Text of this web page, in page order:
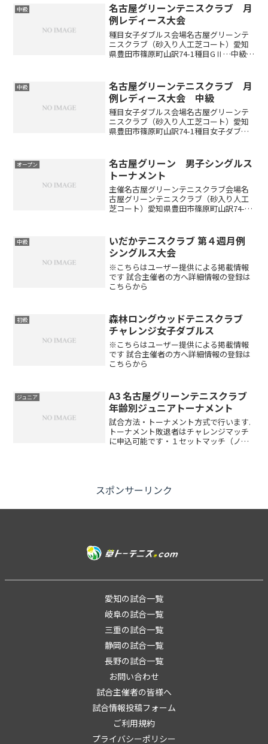
中級
名古屋グリーンテニスクラブ 月
例レディース大会
種目女子ダブルス会場名古屋グリーンテ
ニスクラブ（砂入り人工芝コート）愛知
県豊田市篠原町山訳74-1種目GⅡ…中級レ
されるレベルの方の参加不可とします）
※優勝したペア...
中級
名古屋グリーンテニスクラブ 月
例レディース大会 中級
種目女子ダブルス会場名古屋グリーンテ
ニスクラブ（砂入り人工芝コート）愛知
県豊田市篠原町山訳74-1種目女子ダブル
中級レベルの方初級…試合経験の少ない
方※優勝したペアの方...
オープン
名古屋グリーン 男子シングルス
トーナメント
主催名古屋グリーンテニスクラブ会場名
古屋グリーンテニスクラブ（砂入り人工
芝コート）愛知県豊田市篠原町山訳74-1
ンセル待ちとなります）大会日程開催月
開催日10月22日...
中級
いだかテニスクラブ 第４週月例
シングルス大会
※こちらはユーザー提供による掲載情報
です 試合主催者の方へ詳細情報の登録は
こちらから
初級
森林ロングウッドテニスクラブ
チャレンジ女子ダブルス
※こちらはユーザー提供による掲載情報
です 試合主催者の方へ詳細情報の登録は
こちらから
ジュニア
A3 名古屋グリーンテニスクラブ
年齢別ジュニアトーナメント
試合方法・トーナメント方式で行います.
トーナメント敗退者はチャレンジマッチ
に申込可能です・１セットマッチ（ノー
スポンサーリンク
愛知の試合一覧
岐阜の試合一覧
三重の試合一覧
静岡の試合一覧
長野の試合一覧
お問い合わせ
試合主催者の皆様へ
試合情報投稿フォーム
ご利用規約
プライバシーポリシー